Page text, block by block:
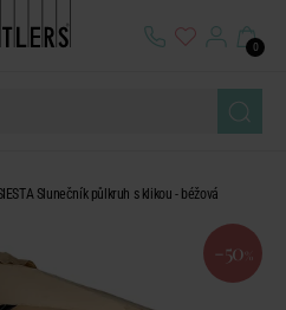
0
Slunečník půlkruh s klikou - béžová
-50 %